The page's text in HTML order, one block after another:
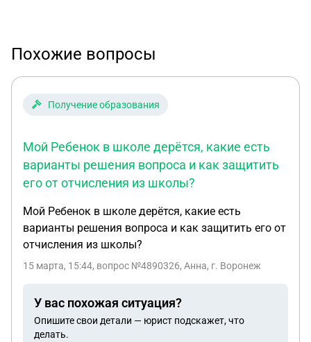
Похожие вопросы
Получение образования
Мой Ребенок в школе дерётся, какие есть
варианты решения вопроса и как защитить
его от отчисления из школы?
Мой Ребенок в школе дерётся, какие есть
варианты решения вопроса и как защитить его от
отчисления из школы?
15 марта, 15:44, вопрос №4890326, Анна, г. Воронеж
У вас похожая ситуация?
Опишите свои детали — юрист подскажет, что
делать.